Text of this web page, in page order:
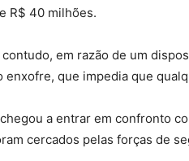
R$ 40 milhões.
em razão de um
enxofre, que impedia que
a entrar em confronto
cercados pelas forças de